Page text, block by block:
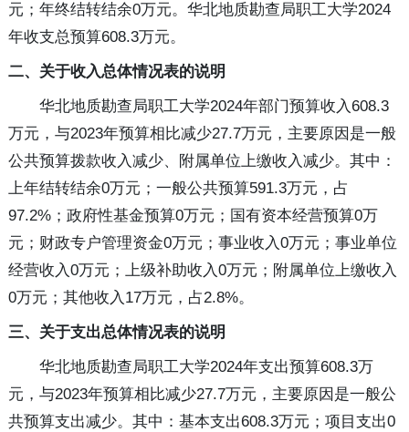
元；年终结转结余0万元。华北地质勘查局职工大学2024
年收支总预算608.3万元。
二、关于收入总体情况表的说明
华北地质勘查局职工大学2024年部门预算收入608.3
万元，与2023年预算相比减少27.7万元，主要原因是一般
公共预算拨款收入减少、附属单位上缴收入减少。其中：
上年结转结余0万元；一般公共预算591.3万元，占
97.2%；政府性基金预算0万元；国有资本经营预算0万
元；财政专户管理资金0万元；事业收入0万元；事业单位
经营收入0万元；上级补助收入0万元；附属单位上缴收入
0万元；其他收入17万元，占2.8%。
三、关于支出总体情况表的说明
华北地质勘查局职工大学2024年支出预算608.3万
元，与2023年预算相比减少27.7万元，主要原因是一般公
共预算支出减少。其中：基本支出608.3万元；项目支出0